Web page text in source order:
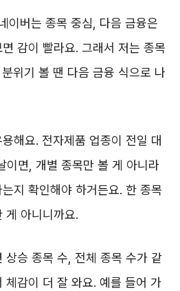
이버는 종목 중심, 다음 금융은
감이 빨라요. 그래서 저는 종목
위기 볼 땐 다음 금융 식으로 나
해요. 전자제품 업종이 전일 대
면, 개별 종목만 볼 게 아니라
지 확인해야 하거든요. 한 종목
게 아니니까요.
상승 종목 수, 전체 종목 수가 같
체감이 더 잘 와요. 예를 들어 가